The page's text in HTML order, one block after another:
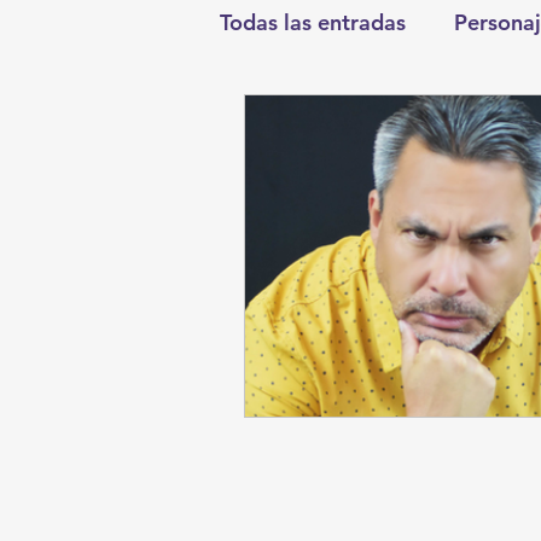
Todas las entradas
Salud
Round Cero
Chismes Qué Curioso
Durango Titulares en